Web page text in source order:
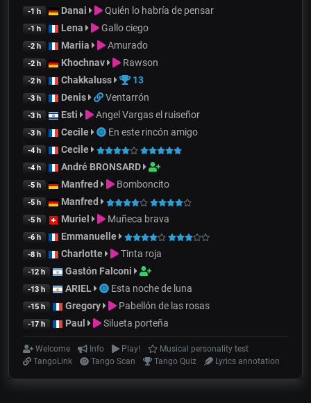
-1 h Danai Quién lo habría de pensar
-1 h Lena Gallo ciego
-2 h Mariia Amurado
-2 h Khochnav Rawson
-2 h Chakkaluss 13
-3 h Denis Ventarrón
-3 h Esti Angel Vargas el ruiseñor
-3 h Cecile En este rincón amigo
-4 h Cecile
-4 h André BRONSARD
-5 h Manfred Bomboncito
-5 h Manfred
-5 h Muriel Muñeca brava
-6 h Emmanuelle
-8 h Charlotte Tinta roja
-12 h Gastón Falconi
-13 h ARIEL Esta noche de luna
-15 h Gregory Pabellón de las rosas
-17 h Paul Silueta porteña
Welcome Info Play!
Musical personality test
TangoLink
Tango Scan Tango Quiz Lyrics annotation